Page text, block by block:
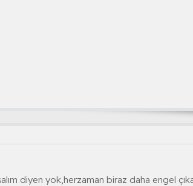
diyen yok,herzaman biraz daha engel